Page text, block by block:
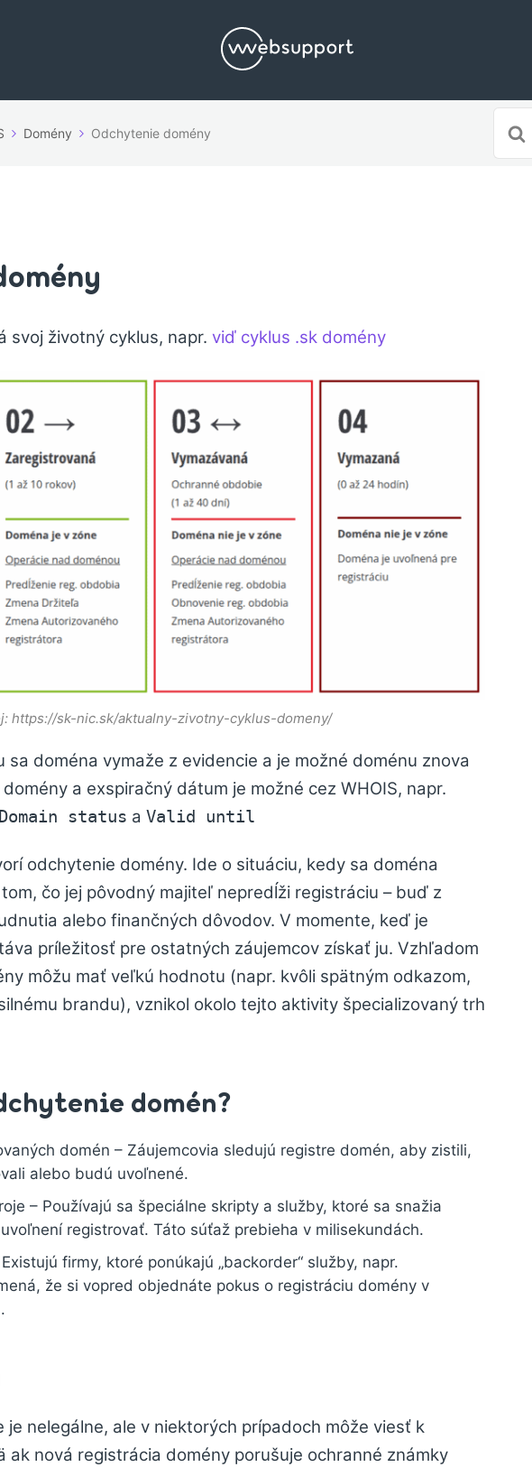
Domény Odchytenie domény
pre
svoj životný cyklus, napr. viď cyklus .sk domény
https://sk-nic.sk/aktualny-zivotny-cyklus-domeny/
sa doména vymaže z evidencie a je možné doménu znova
a exspiračný dátum je možné cez WHOIS, napr.
Domain status a Valid until
odchytenie domény. Ide o situáciu, kedy sa doména
čo jej pôvodný majiteľ nepredĺži registráciu – buď z
alebo finančných dôvodov. V momente, keď je
príležitosť pre ostatných záujemcov získať ju. Vzhľadom
môžu mať veľkú hodnotu (napr. kvôli spätným odkazom,
brandu), vznikol okolo tejto aktivity špecializovaný trh
domén?
domén – Záujemcovia sledujú registre domén, aby zistili,
alebo budú uvoľnené.
– Používajú sa špeciálne skripty a služby, ktoré sa snažia
registrovať. Táto súťaž prebieha v milisekundách.
firmy, ktoré ponúkajú „backorder“ služby, napr.
že si vopred objednáte pokus o registráciu domény v
je nelegálne, ale v niektorých prípadoch môže viesť k
ak nová registrácia domény porušuje ochranné známky